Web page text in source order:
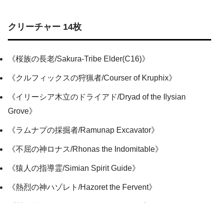
クリーチャー 14枚
《桜族の長老/Sakura-Tribe Elder(C16)》
《クルフィックスの狩猟者/Courser of Kruphix》
《イリーシア木立のドライアド/Dryad of the Ilysian
Grove》
《ラムナプの採掘者/Ramunap Excavator》
《不屈の神ロナス/Rhonas the Indomitable》
《猿人の指導霊/Simian Spirit Guide》
《熱烈の神ハゾレト/Hazoret the Fervent》